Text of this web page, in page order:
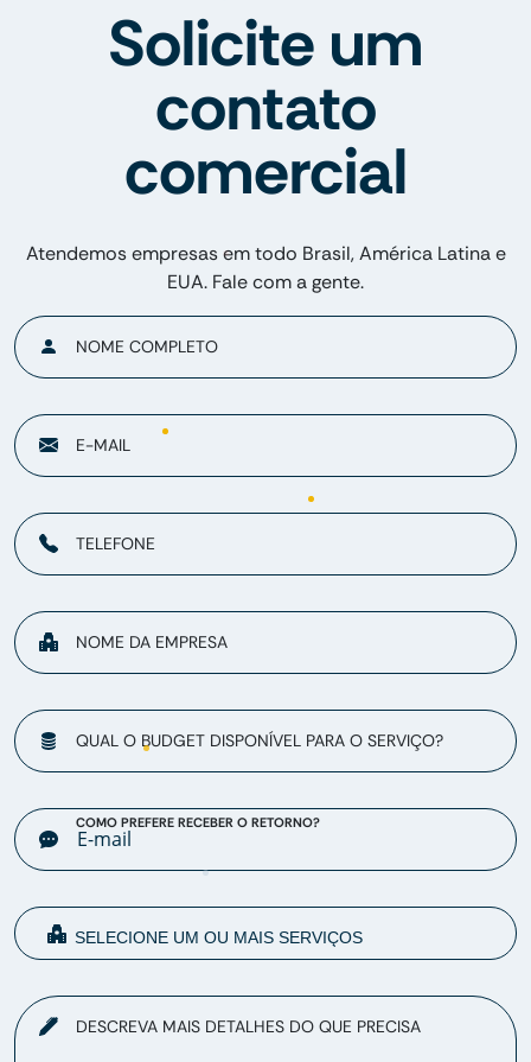
Solicite um
contato
comercial
Atendemos empresas em todo Brasil, América Latina e
EUA. Fale com a gente.
NOME COMPLETO
E-MAIL
TELEFONE
NOME DA EMPRESA
QUAL O BUDGET DISPONÍVEL PARA O SERVIÇO?
COMO PREFERE RECEBER O RETORNO?
DESCREVA MAIS DETALHES DO QUE PRECISA